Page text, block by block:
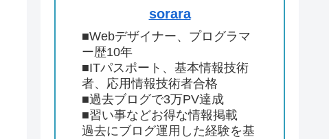
sorara
■Webデザイナー、プログラマ
ー歴10年
■ITパスポート、基本情報技術
者、応用情報技術者合格
■過去ブログで3万PV達成
■習い事などお得な情報掲載
過去にブログ運用した経験を基